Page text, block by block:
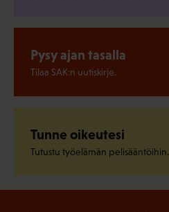
Pysy ajan tasalla
Tilaa SAK:n uutiskirje.
Tunne oikeutesi
Tutustu työelämän pelisääntöihin.